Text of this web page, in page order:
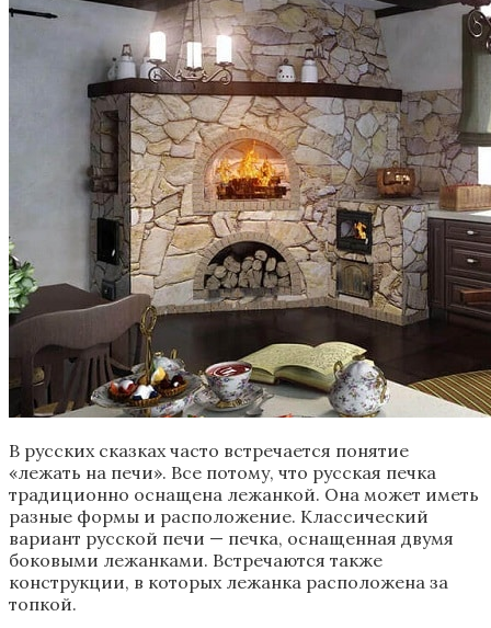
В русских сказках часто встречается понятие
«лежать на печи». Все потому, что русская печка
традиционно оснащена лежанкой. Она может иметь
разные формы и расположение. Классический
вариант русской печи — печка, оснащенная двумя
боковыми лежанками. Встречаются также
конструкции, в которых лежанка расположена за
топкой.